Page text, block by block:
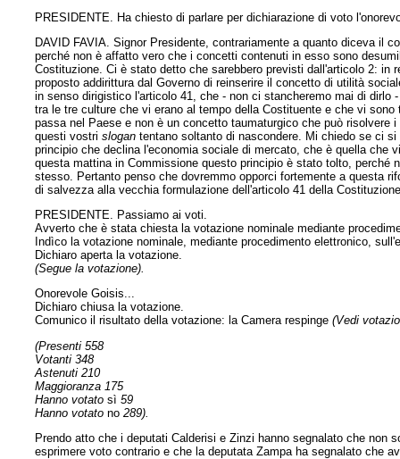
PRESIDENTE. Ha chiesto di parlare per dichiarazione di voto
DAVID FAVIA. Signor Presidente, contrariamente a quanto diceva il
perché non è affatto vero che i concetti contenuti in esso sono
Costituzione. Ci è stato detto che sarebbero previsti dall'articolo 2:
proposto addirittura dal Governo di reinserire il concetto di utilità
in senso dirigistico l'articolo 41, che - non ci stancheremo mai di
tra le tre culture che vi erano al tempo della Costituente e che vi
passa nel Paese e non è un concetto taumaturgico che può
questi vostrislogan tentano soltanto di nascondere. Mi chiedo se ci
principio che declina l'economia sociale di mercato, che è quella
questa mattina in Commissione questo principio è stato tolto, perché
stesso. Pertanto penso che dovremmo opporci fortemente a questa
di salvezza alla vecchia formulazione dell'articolo 41 della
PRESIDENTE. Passiamo ai voti.
Avverto che è stata chiesta la votazione nominale mediante
Indìco la votazione nominale, mediante procedimento elettronico,
Dichiaro aperta la votazione.
(Segue la votazione).
Onorevole Goisis...
Dichiaro chiusa la votazione.
Comunico il risultato della votazione: la Camera respinge(Vedi
(Presenti 558
Votanti 348
Astenuti 210
Maggioranza 175
Hanno votato sì59
Hanno votato no289).
Prendo atto che i deputati Calderisi e Zinzi hanno segnalato che
esprimere voto contrario e che la deputata Zampa ha segnalato che